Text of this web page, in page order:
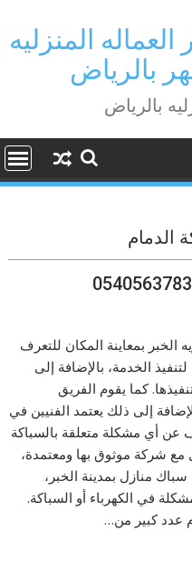
تأجير العماله المنزليه
بالرياض
بالرياض
الدمام
الخبر بمعاينة المكان للتعرف
الخدمة، بالإضافة إلى
كما يقوم الفريق
إلى ذلك يعتمد الفنيين في
أي مشكلة متعلقة بالسباكة
مع شركة موثوق بها ومعتمدة،
منازل بمدينة الخبر،
في الكهرباء أو السباكة.
عدد كبير من…